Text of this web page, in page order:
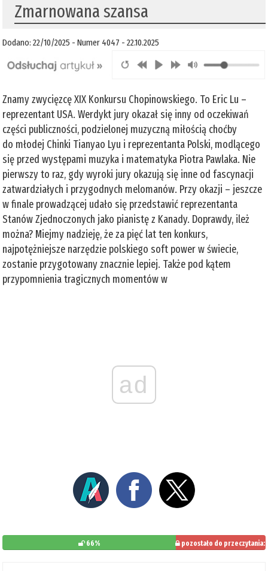
Zmarnowana szansa
Dodano: 22/10/2025 - Numer 4047 - 22.10.2025
Znamy zwycięzcę XIX Konkursu Chopinowskiego. To Eric Lu –
reprezentant USA. Werdykt jury okazał się inny od oczekiwań
części publiczności, podzielonej muzyczną miłością choćby
do młodej Chinki Tianyao Lyu i reprezentanta Polski, modlącego
się przed występami muzyka i matematyka Piotra Pawlaka. Nie
pierwszy to raz, gdy wyroki jury okazują się inne od fascynacji
zatwardziałych i przygodnych melomanów. Przy okazji – jeszcze
w finale prowadzącej udało się przedstawić reprezentanta
Stanów Zjednoczonych jako pianistę z Kanady. Doprawdy, ileż
można? Miejmy nadzieję, że za pięć lat ten konkurs,
najpotężniejsze narzędzie polskiego soft power w świecie,
zostanie przygotowany znacznie lepiej. Także pod kątem
przypomnienia tragicznych momentów w
ad
66%
pozostało do przeczytania: